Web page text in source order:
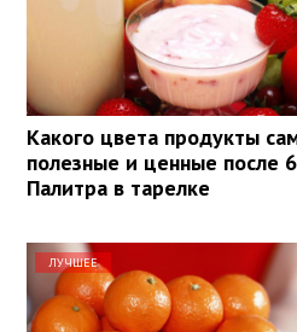
Какого цвета продукты
полезные и ценные после
Палитра в тарелке
ЛУЧШЕЕ